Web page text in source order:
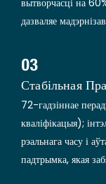
дазваляе
03
Стабільная
72-гадзіннае
кваліфікацыя);
рэальнага часу і
падтрымка, якая